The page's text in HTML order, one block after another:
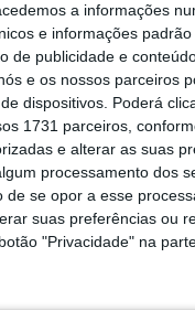
a informações
e informações
de publicidade e
e os nossos parceiros
dispositivos. Poderá
1731 parceiros,
e alterar as suas
processamento dos
se opor a esse
suas preferências ou
"Privacidade" na